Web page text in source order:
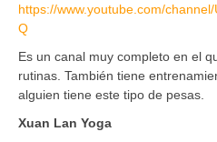
https://www.youtube.com/
Q
Es un canal muy completo en el
rutinas. También tiene
alguien tiene este tipo de pesas.
Xuan Lan Yoga